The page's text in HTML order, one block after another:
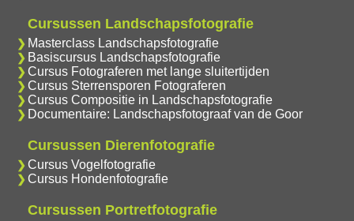
Cursussen Landschapsfotografie
Masterclass Landschapsfotografie
Basiscursus Landschapsfotografie
Cursus Fotograferen met lange sluitertijden
Cursus Sterrensporen Fotograferen
Cursus Compositie in Landschapsfotografie
Documentaire: Landschapsfotograaf van de Goor
Cursussen Dierenfotografie
Cursus Vogelfotografie
Cursus Hondenfotografie
Cursussen Portretfotografie